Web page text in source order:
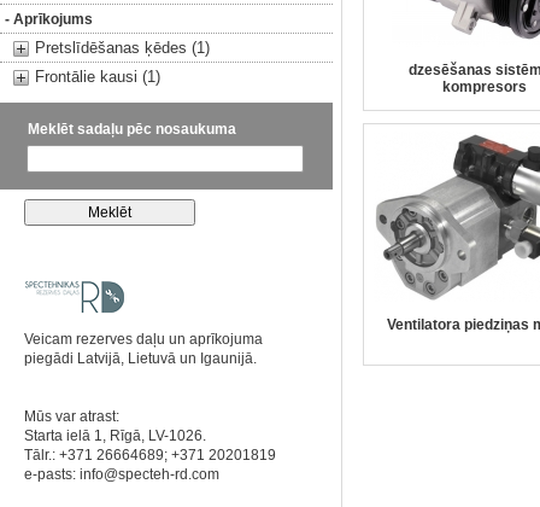
- Aprīkojums
Pretslīdēšanas ķēdes (1)
Frontālie kausi (1)
Meklēt sadaļu pēc nosaukuma
Veicam rezerves daļu un aprīkojuma
piegādi Latvijā, Lietuvā un Igaunijā.
Mūs var atrast:
Starta ielā 1, Rīgā, LV-1026.
Tālr.: +371 26664689; +371 20201819
e-pasts: info@specteh-rd.com
dzesēšanas
kompresors
Ventilatora piedziņas